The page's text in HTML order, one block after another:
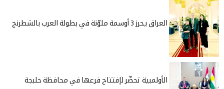
العراق يحرز 3 أوسمة ملوّنة في بطولة العرب بالشطرنج
الأولمبية تحضّر لإفتتاح فرعها في محافظة حلبجة